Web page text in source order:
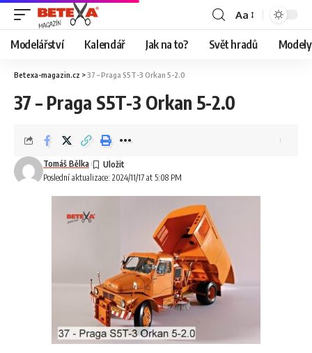
Aa
Modelářství Kalendář Jak na to? Svět hradů
Betexa-magazin.cz >37 – Praga S5T-3 Orkan 5-2.0
37 – Praga S5T-3 Orkan 5-2.0
Poslední aktualizace: 2024/11/17 at 5:08 PM
Tomáš Bělka